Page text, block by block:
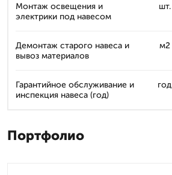
Монтаж освещения и
электрики под навесом
шт.
Демонтаж старого навеса и
вывоз материалов
м2
Гарантийное обслуживание и
инспекция навеса (год)
год
Портфолио